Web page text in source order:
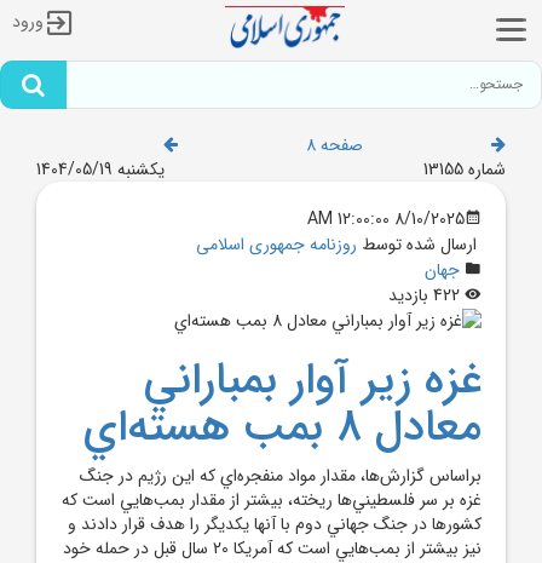
ورود
صفحه 8
شماره 13155
یکشنبه 1404/05/19
8/10/2025 12:00:00 AM
ارسال شده توسط روزنامه جمهوری اسلامی
جهان
غزه زير آوار بمباراني
معادل 8 بمب هسته‌اي
براساس گزارش‌ها، مقدار مواد منفجره‌اي که اين رژيم در جنگ
غزه بر سر فلسطيني‌ها ريخته، بيشتر از مقدار بمب‌هايي است که
کشورها در جنگ جهاني دوم با آنها يکديگر را هدف قرار دادند و
نيز بيشتر از بمب‌هايي است که آمريکا 20 سال قبل در حمله‌ خود